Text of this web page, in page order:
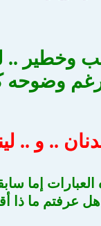
وخطير ..
رغم
.. و ..
إما
هل عرفتم ما ذا